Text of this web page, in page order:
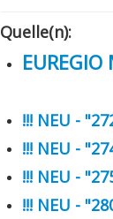
Quelle(n):
!!! NEU -
!!! NEU -
!!! NEU -
!!! NEU -